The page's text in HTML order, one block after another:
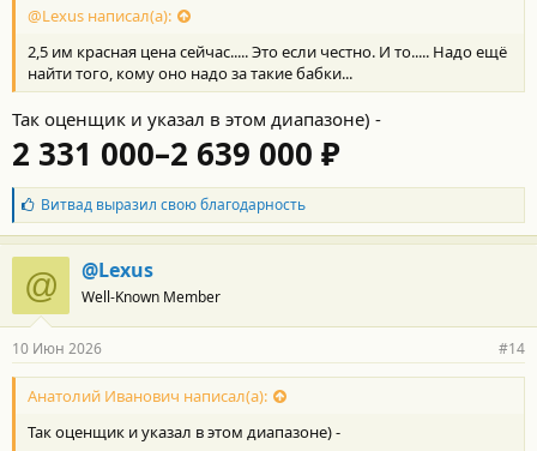
@Lexus написал(а):
2,5 им красная цена сейчас..... Это если честно. И то..... Надо ещё
найти того, кому оно надо за такие бабки...
Так оценщик и указал в этом диапазоне) -
2 331 000–2 639 000 ₽
Б
л
а
г
о
д
а
н
о
с
и
Витвадвыразил свою благодарность
@ @Lexus
Well-Known Member
10 Июн 2026 #14
Анатолий Иванович написал(а):
Так оценщик и указал в этом диапазоне) -